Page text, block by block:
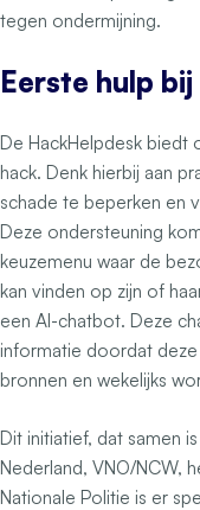
tegen ondermijning.
Eerste hulp
De HackHelpdesk biedt
hack. Denk hierbij aan
schade te beperken en
Deze ondersteuning
keuzemenu waar de
kan vinden op zijn of
een AI-chatbot. Deze
informatie doordat
bronnen en wekelijks
Dit initiatief, dat samen
Nederland, VNO/NCW,
Nationale Politie is er